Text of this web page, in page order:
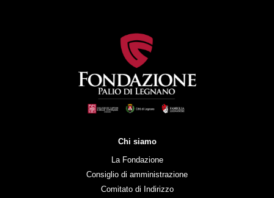
Chi siamo
La Fondazione
Consiglio di amministrazione
Comitato di Indirizzo